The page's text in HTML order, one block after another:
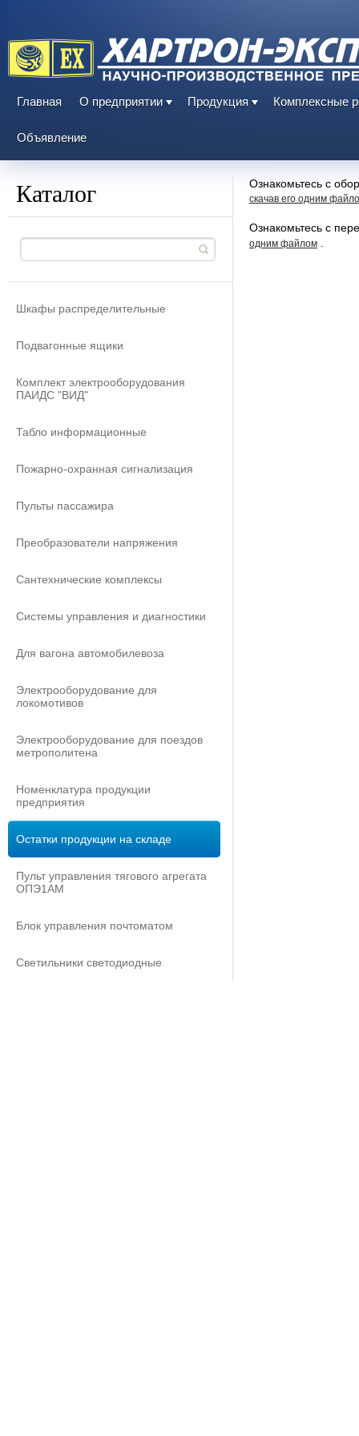
Главная О предприятии Продукция Комплексные
Объявление
Каталог
Шкафы распределительные
Подвагонные ящики
Комплект электрооборудования
ПАИДС "ВИД"
Табло информационные
Пожарно-охранная сигнализация
Пульты пассажира
Преобразователи напряжения
Сантехнические комплексы
Системы управления и диагностики
Для вагона автомобилевоза
Электрооборудование для
локомотивов
Электрооборудование для поездов
метрополитена
Номенклатура продукции
предприятия
Остатки продукции на складе
Пульт управления тягового агрегата
ОПЭ1АМ
Блок управления почтоматом
Светильники светодиодные
Ознакомьтесь с
скачав его одним
Ознакомьтесь с
одним файлом